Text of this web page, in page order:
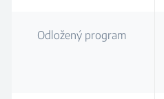
Odložený program